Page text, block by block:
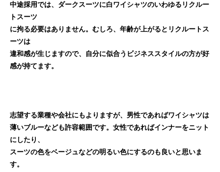
中途採用では、ダークスーツに白ワイシャツのいわゆるリクルー
トスーツ
に拘る必要はありません。むしろ、年齢が上がるとリクルートス
ーツは
違和感が生じますので、自分に似合うビジネススタイルの方が好
感が持てます。
志望する業種や会社にもよりますが、男性であればワイシャツは
薄いブルーなども許容範囲です。女性であればインナーをニット
にしたり、
スーツの色をベージュなどの明るい色にするのも良いと思いま
す。